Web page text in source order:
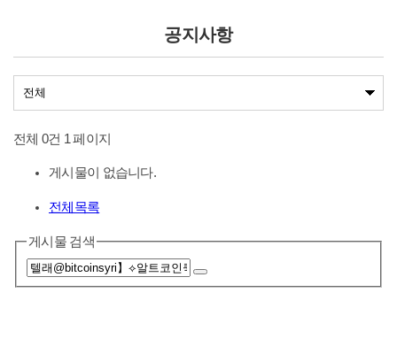
공지사항
전체 0건 1 페이지
게시물이 없습니다.
전체목록
게시물 검색